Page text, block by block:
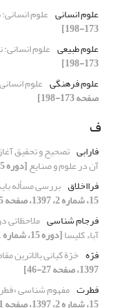
علوم انسانی علوم ‌انسانی:
173-198]
علوم طبیعی علوم ‌انسانی:
173-198]
علوم فرهنگی علوم
صفحه 173-198]
ف
فارابی تصحیح و تحقیق
آن در علوم و صنایع[دوره 15، شماره 1، 1397، صفحه 199-232]
فرااخلاق بررسی مسأله
15، شماره 2، 1397، صفحه 5-24]
فرجام شناسی
آباء کلیسا[دوره 15، شماره 1، 1397، صفحه 5-23]
فرّه خرّة کیانی بالاترین
1397، صفحه 27-46]
فطرت مفهوم شناسی
15، شماره 2، 1397، صفحه 161-178]